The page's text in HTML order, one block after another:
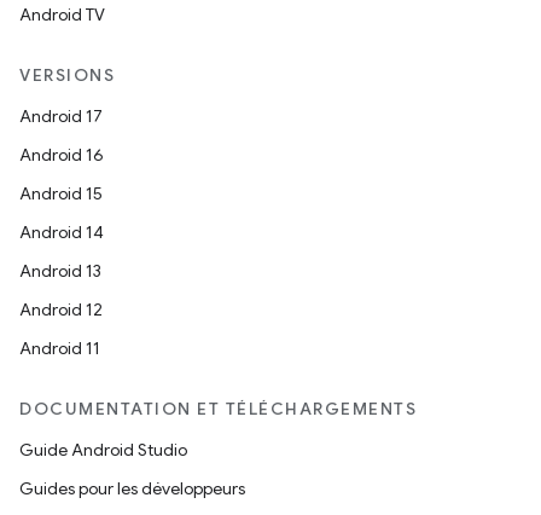
Android TV
VERSIONS
Android 17
Android 16
Android 15
Android 14
Android 13
Android 12
Android 11
DOCUMENTATION ET TÉLÉCHARGEMENTS
Guide Android Studio
Guides pour les développeurs